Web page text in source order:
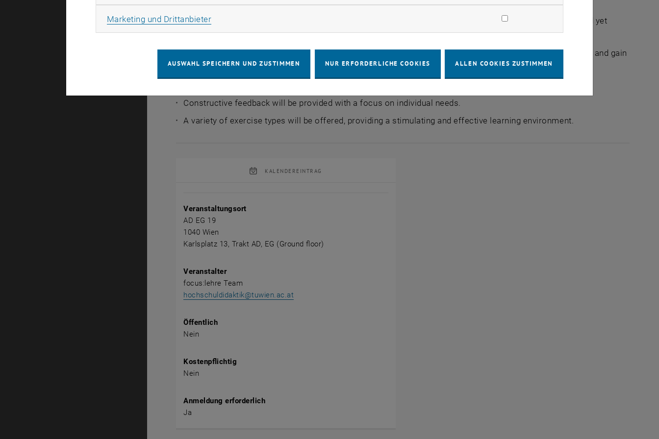
Practical role-play tasks will be provided to give each participant ample opportunity to practise in a relaxed yet
focussed way.
Participants will be encouraged to work on and practise elements of their own individual teaching material and gain
peer-feedback.
Constructive feedback will be provided with a focus on individual needs.
A variety of exercise types will be offered, providing a stimulating and effective learning environment.
KALENDEREINTRAG
Veranstaltungsort
AD EG 19
1040 Wien
Karlsplatz 13, Trakt AD, EG (Ground floor)
Veranstalter
focus:lehre Team
hochschuldidaktik@tuwien.ac.at
Öffentlich
Nein
Kostenpflichtig
Nein
Anmeldung erforderlich
Ja
Marketing und DrittanbieterMarketing Cookies zulassen
AUSWAHL SPEICHERN UND ZUSTIMMEN NUR ERFORDERLICHE COOKIES ALLEN COOKIES ZUSTIMMEN